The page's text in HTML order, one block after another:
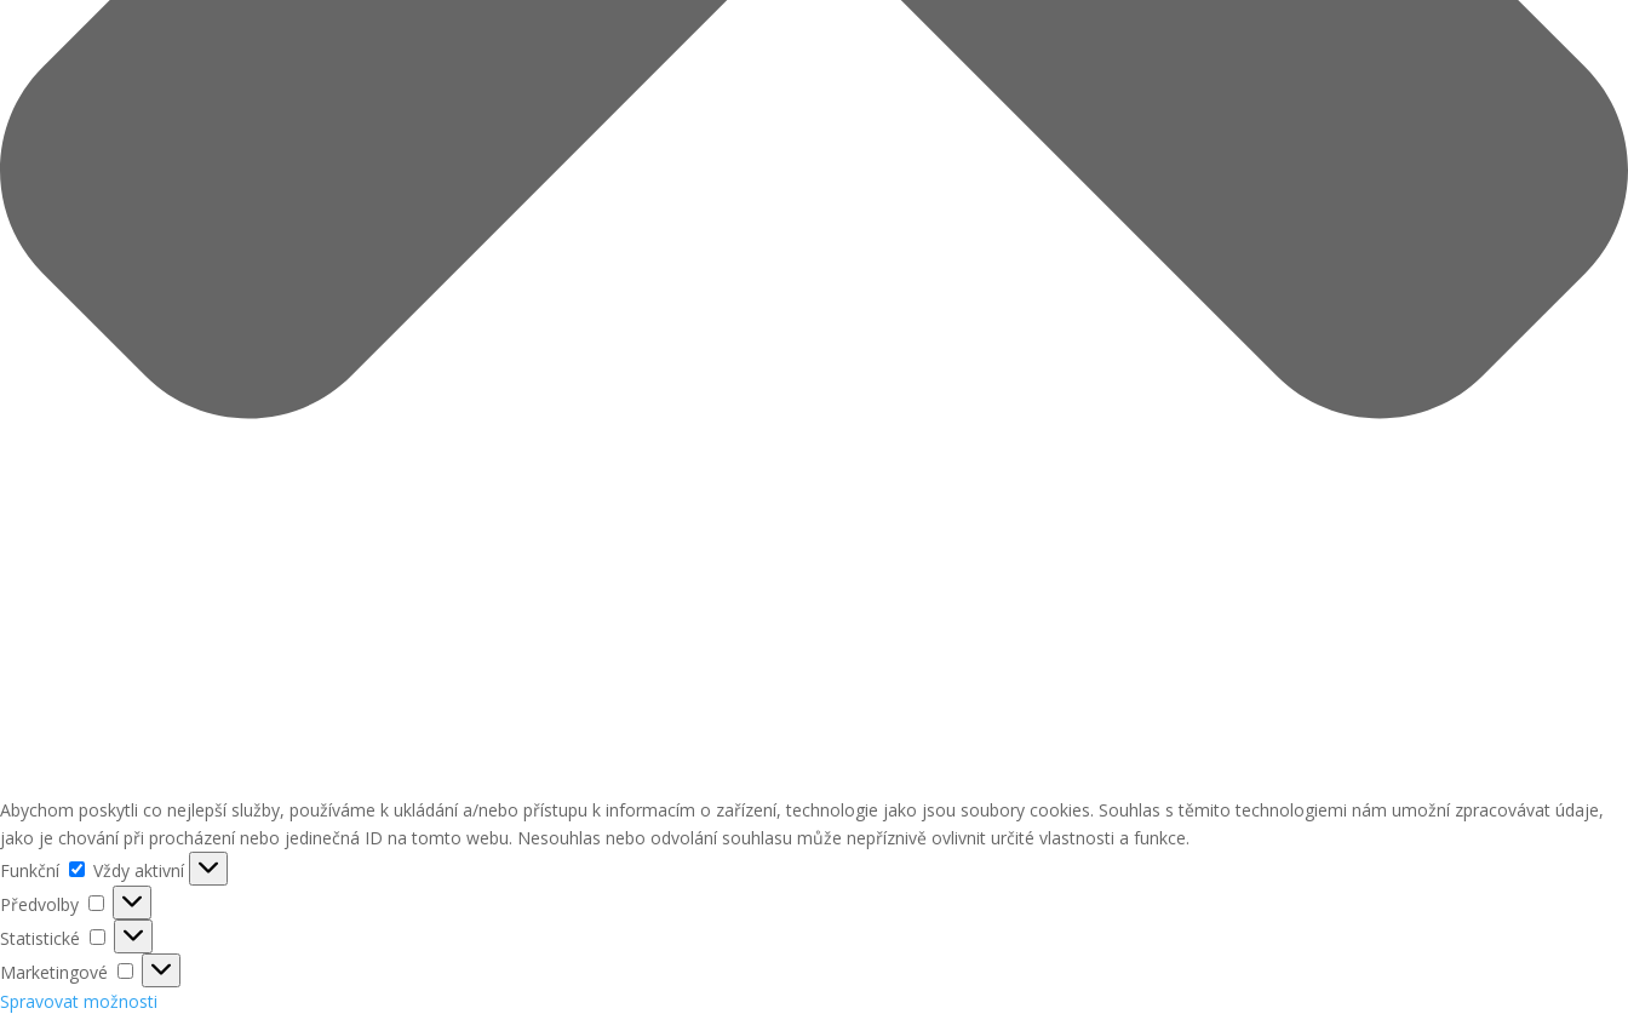
Abychom poskytli co nejlepší služby, používáme k ukládání a/nebo přístupu k informacím o zařízení, technologie jako jsou soubory cookies. Souhlas s těmito technologiemi nám umožní zpracovávat údaje,
jako je chování při procházení nebo jedinečná ID na tomto webu. Nesouhlas nebo odvolání souhlasu může nepříznivě ovlivnit určité vlastnosti a funkce.
Funkční
Funkční
Vždy aktivní
Předvolby
Předvolby
Statistické
Statistické
Marketingové
Marketingové
Spravovat možnosti